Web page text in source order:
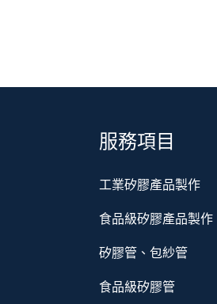
服務項目
工業矽膠產品製作
食品級矽膠產品製作
矽膠管、包紗管
食品級矽膠管